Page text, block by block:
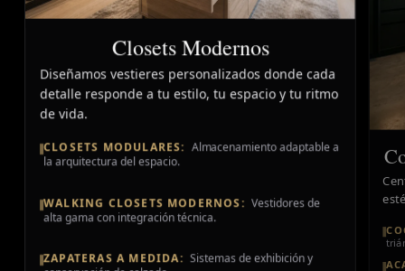
Closets Modernos
Diseñamos vestieres personalizados donde cada
detalle responde a tu estilo, tu espacio y tu ritmo
de vida.
CLOSETS MODULARES: Almacenamiento adaptable a
la arquitectura del espacio.
WALKING CLOSETS MODERNOS: Vestidores de
alta gama con integración técnica.
ZAPATERAS A MEDIDA: Sistemas de exhibición y